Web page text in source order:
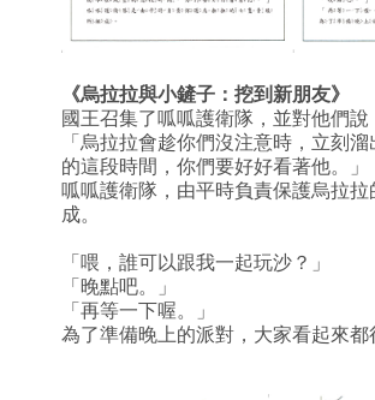
《烏拉拉與小鏟子：挖到新朋友》
國王召集了呱呱護衛隊，並對他們說
「烏拉拉會趁你們沒注意時，立刻
的這段時間，你們要好好看著他。」
呱呱護衛隊，由平時負責保護烏拉
成。
「喂，誰可以跟我一起玩沙？」
「晚點吧。」
「再等一下喔。」
為了準備晚上的派對，大家看起來都